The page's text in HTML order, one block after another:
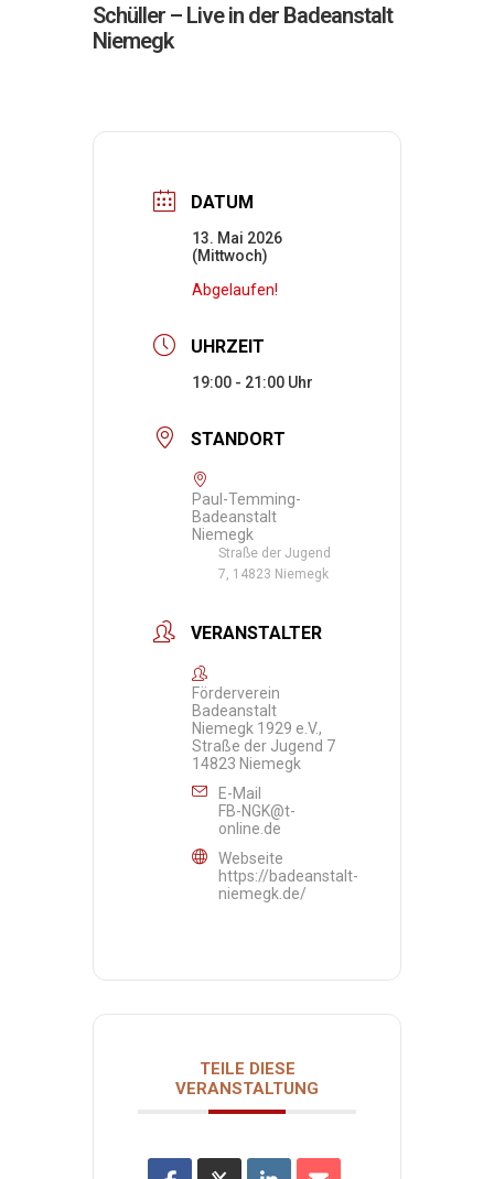
Schüller – Live in der Badeanstalt
Niemegk
DATUM
13. Mai 2026
(Mittwoch)
Abgelaufen!
UHRZEIT
19:00 - 21:00
STANDORT
Paul-Temming-
Badeanstalt
Niemegk
Straße der Jugend
7, 14823 Niemegk
VERANSTALTER
Förderverein
Badeanstalt
Niemegk 1929 e.V.,
Straße der Jugend 7
14823 Niemegk
E-Mail
FB-NGK@t-
online.de
Webseite
https://badeanstalt-
niemegk.de/
TEILE DIESE
VERANSTALTUNG